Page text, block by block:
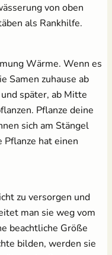
von oben
als Rankhilfe.
Wärme. Wenn es
Samen zuhause ab
später, ab Mitte
Pflanze deine
sich am Stängel
hat einen
zu versorgen und
man sie weg vom
beachtliche Größe
bilden, werden sie